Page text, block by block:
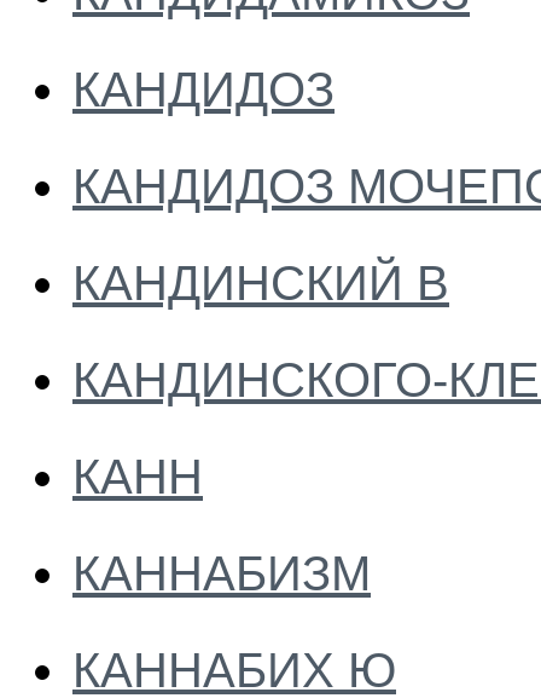
КАНДИДОЗ
КАНДИДОЗ
КАНДИНСКИЙ В
КАНДИНСКОГО-
КАНН
КАННАБИЗМ
КАННАБИХ Ю